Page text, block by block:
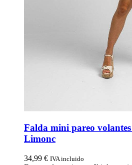
Falda mini pareo
Limonc
34,99 € IVA incluido